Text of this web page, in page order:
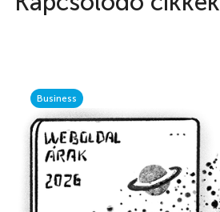
Business